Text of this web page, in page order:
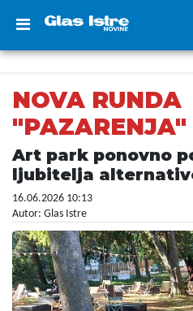
NOVA RUNDA
"PAZARENJA"
Art park ponovno
ljubitelja
16.06.2026 10:13
Autor: Glas Istre